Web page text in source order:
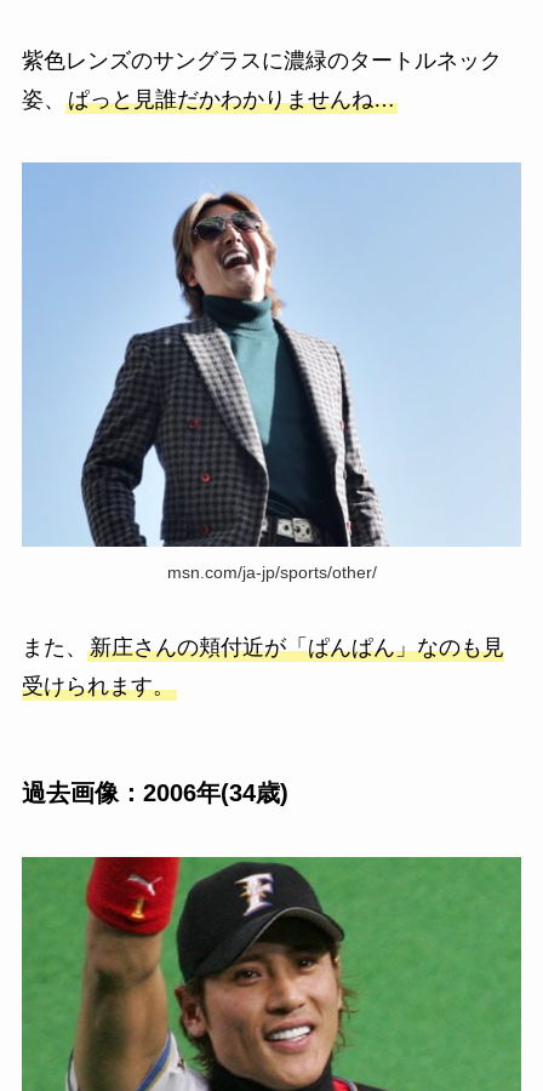
紫色レンズのサングラスに濃緑のタートルネック
姿、 ぱっと見誰だかわかりませんね…
msn.com/ja-jp/sports/other/
また、 新庄さんの頬付近が「ぱんぱん」なのも見
受けられます。
過去画像：2006年(34歳)